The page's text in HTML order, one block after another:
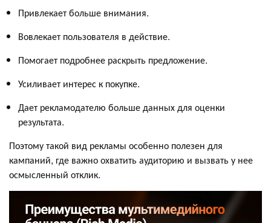
Привлекает больше внимания.
Вовлекает пользователя в действие.
Помогает подробнее раскрыть предложение.
Усиливает интерес к покупке.
Дает рекламодателю больше данных для оценки
результата.
Поэтому такой вид рекламы особенно полезен для
кампаний, где важно охватить аудиторию и вызвать у нее
осмысленный отклик.